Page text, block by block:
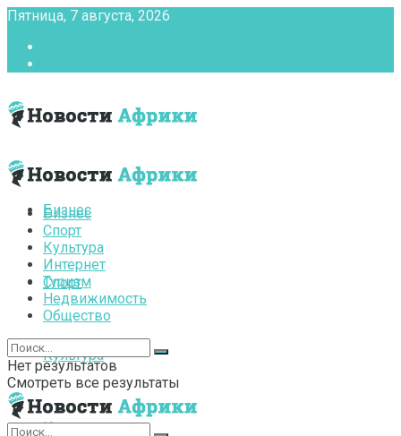
Пятница, 7 августа, 2026
Бизнес
Спорт
Культура
Интернет
Бизнес
Спорт
Культура
Интернет
Туризм
Недвижимость
Общество
Нет результатов
Смотреть все результаты